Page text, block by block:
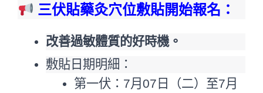
三伏貼藥灸穴位敷貼開始報名：
改善過敏體質的好時機。
敷貼日期明細：
第一伏：7月07日（二）至7月